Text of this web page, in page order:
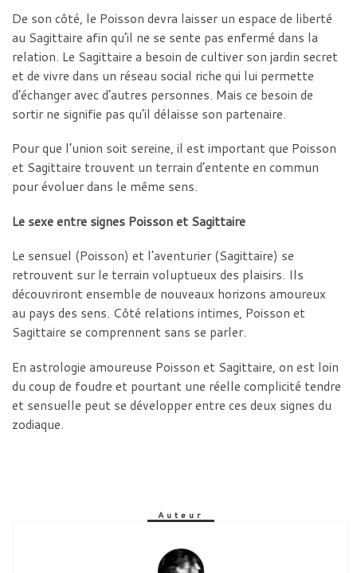
De son côté, le Poisson devra laisser un espace de liberté
au Sagittaire afin qu’il ne se sente pas enfermé dans la
relation. Le Sagittaire a besoin de cultiver son jardin secret
et de vivre dans un réseau social riche qui lui permette
d’échanger avec d’autres personnes. Mais ce besoin de
sortir ne signifie pas qu’il délaisse son partenaire.
Pour que l’union soit sereine, il est important que Poisson
et Sagittaire trouvent un terrain d’entente en commun
pour évoluer dans le même sens.
Le sexe entre signes Poisson et Sagittaire
Le sensuel (Poisson) et l’aventurier (Sagittaire) se
retrouvent sur le terrain voluptueux des plaisirs. Ils
découvriront ensemble de nouveaux horizons amoureux
au pays des sens. Côté relations intimes, Poisson et
Sagittaire se comprennent sans se parler.
En astrologie amoureuse Poisson et Sagittaire, on est loin
du coup de foudre et pourtant une réelle complicité tendre
et sensuelle peut se développer entre ces deux signes du
zodiaque.
Auteur